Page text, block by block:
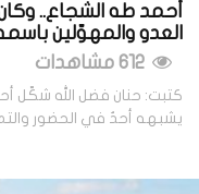
أحمد طه الشجاع..
العدو والمهوّلين
كتبت: حنان فضل الله شكّل
يشبهه أحدٌ في الحضور